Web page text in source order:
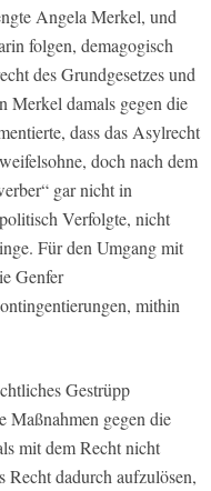
Angela Merkel, und
folgen, demagogisch
des Grundgesetzes und
Merkel damals gegen die
dass das Asylrecht
doch nach dem
gar nicht in
Verfolgte, nicht
Für den Umgang mit
Genfer
mithin
Gestrüpp
Maßnahmen gegen die
mit dem Recht nicht
Recht dadurch aufzulösen,